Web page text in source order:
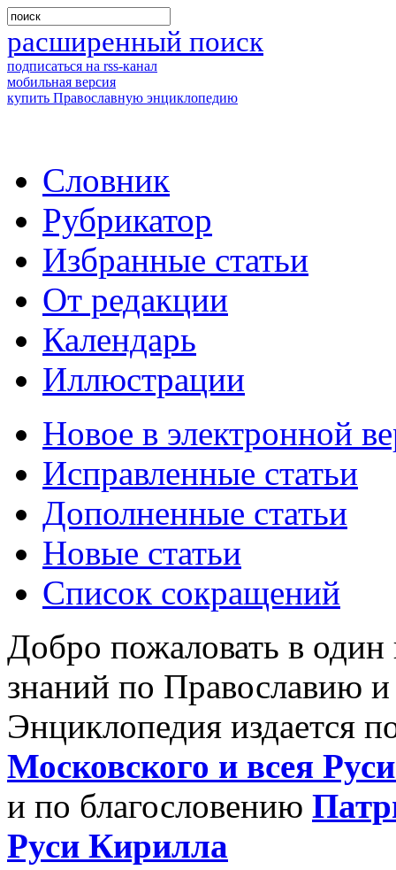
расширенный поиск
подписаться на rss-канал
мобильная версия
купить Православную энциклопедию
Словник
Рубрикатор
Избранные статьи
От редакции
Календарь
Иллюстрации
Новое в электронной
Исправленные статьи
Дополненные статьи
Новые статьи
Список сокращений
Добро пожаловать в
знаний по Православию
Энциклопедия издается
Московского и всея
и по благословению
Руси Кирилла